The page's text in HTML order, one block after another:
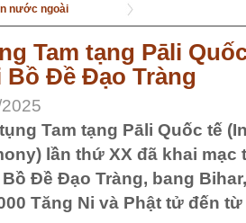
nước ngoài
Tam tạng Pāli
Bồ Đề Đạo Tràng
Tam tạng Pāli Quốc tế
lần thứ XX đã khai mạc
Đề Đạo Tràng, bang
Tăng Ni và Phật tử đến